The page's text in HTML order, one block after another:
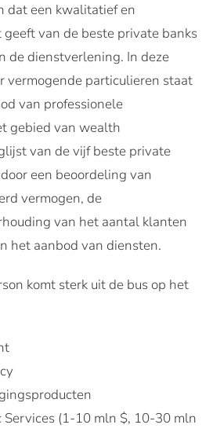
dat een kwalitatief en
van de beste private banks
de dienstverlening. In deze
vermogende particulieren staat
van professionele
gebied van wealth
van de vijf beste private
een beoordeling van
vermogen, de
van het aantal klanten
het aanbod van diensten.
komt sterk uit de bus op het
(1-10 mln $, 10-30 mln